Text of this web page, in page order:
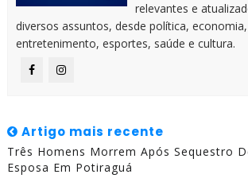
relevantes e
diversos assuntos, desde política,
entretenimento, esportes, saúde e cultura.
Artigo mais recente
Três Homens Morrem Após Sequestro
Esposa Em Potiraguá